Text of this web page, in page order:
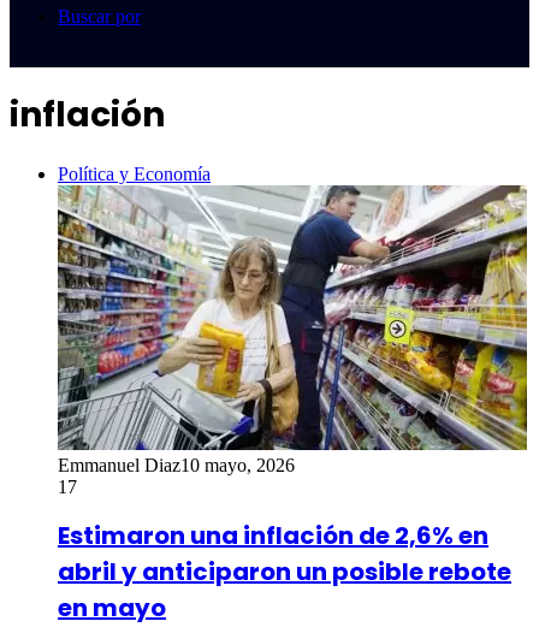
Buscar por
inflación
Política y Economía
Emmanuel Diaz10 mayo, 2026
17
Estimaron una inflación de 2,6% en
abril y anticiparon un posible rebote
en mayo